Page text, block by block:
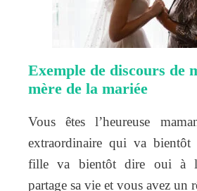
Exemple de discours de
mère de la mariée
Vous êtes l’heureuse
extraordinaire qui va bientôt
fille va bientôt dire oui à
partage sa vie et vous avez un